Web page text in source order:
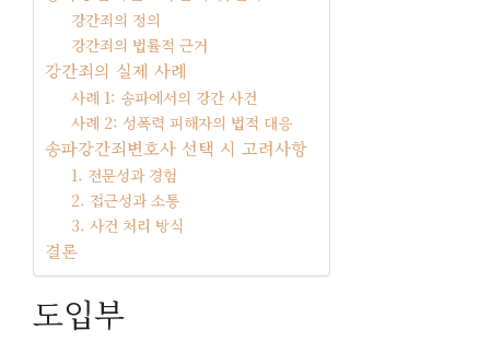
강간죄의 정의
강간죄의 법률적 근거
강간죄의 실제 사례
사례 1: 송파에서의 강간 사건
사례 2: 성폭력 피해자의 법적 대응
송파강간죄변호사 선택 시 고려사항
1. 전문성과 경험
2. 접근성과 소통
3. 사건 처리 방식
결론
도입부